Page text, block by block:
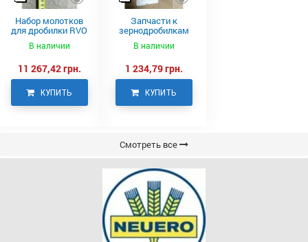
Набор молотков
для дробилки RVO
Neuero
В наличии
11 267,42 грн.
КУПИТЬ
Запчасти к
зернодробилкам
RVO
В наличии
1 234,79 грн.
КУПИТЬ
Смотреть все